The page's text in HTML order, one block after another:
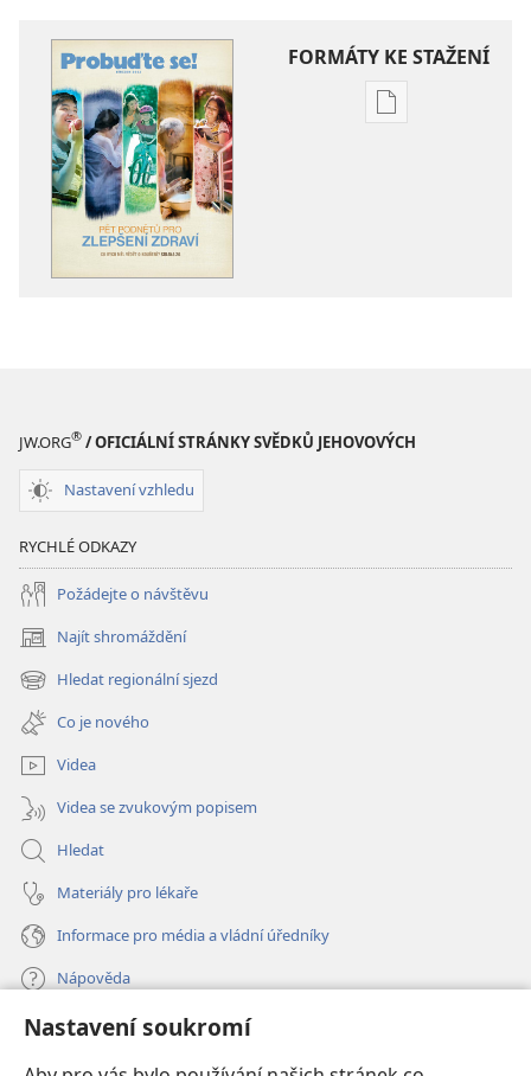
Nastavení soukromí
FORMÁTY KE STAŽENÍ
Formáty
JW.ORG® / OFICIÁLNÍ STRÁNKY SVĚDKŮ JEHOVOVÝCH
Nastavení vzhledu
RYCHLÉ ODKAZY
Požádejte o návštěvu
Najít shromáždění
(otevřeno
nové
okno)
Hledat regionální sjezd
(otevřeno
nové
okno)
Co je nového
Videa
Videa se zvukovým popisem
Hledat
Materiály pro lékaře
Informace pro média a vládní úředníky
Nápověda
Dary
nové